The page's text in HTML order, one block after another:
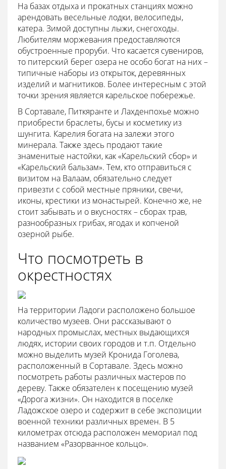
На базах отдыха и прокатных станциях можно
арендовать весельные лодки, велосипеды,
катера. Зимой доступны лыжи, снегоходы.
Любителям моржевания предоставляются
обустроенные проруби. Что касается сувениров,
то питерский берег озера не особо богат на них –
типичные наборы из открыток, деревянных
изделий и магнитиков. Более интересным с этой
точки зрения является карельское побережье.
В Сортавале, Питкяранте и Лахденпохье можно
приобрести браслеты, бусы и косметику из
шунгита. Карелия богата на залежи этого
минерала. Также здесь продают такие
знаменитые настойки, как «Карельский сбор» и
«Карельский бальзам». Тем, кто отправиться с
визитом на Валаам, обязательно следует
привезти с собой местные пряники, свечи,
иконы, крестики из монастырей. Конечно же, не
стоит забывать и о вкусностях – сборах трав,
разнообразных грибах, ягодах и копченой
озерной рыбе.
Что посмотреть в
окрестностях
На территории Ладоги расположено большое
количество музеев. Они рассказывают о
народных промыслах, местных выдающихся
людях, истории своих городов и т.п. Отдельно
можно выделить музей Кронида Гоголева,
расположенный в Сортавале. Здесь можно
посмотреть работы различных мастеров по
дереву. Также обязателен к посещению музей
«Дорога жизни». Он находится в поселке
Ладожское озеро и содержит в себе экспозиции
военной техники различных времен. В 5
километрах отсюда расположен мемориал под
названием «Разорванное кольцо».